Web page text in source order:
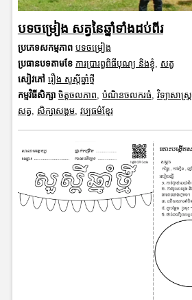
បទចម្រៀង សត្វនៃឆ្នាំទាំងដប់ពីរ
ប្រភេទសកម្មភាព បទចម្រៀង
ប្រធានបទតាមខែ ការប្រារព្ធពិធីបុណ្យ និងខ្ញុំ
សត្វ
សៀវភៅ រឿង សួស្តីឆ្នាំថ្មី
កម្មវិធីសិក្សា ចិត្តចលភាព បំណិនចលករធំ វិទ្យាសាស្រ្ត
សត្វ
សិក្សាសង្គម, វប្បធម៌ខ្មែរ